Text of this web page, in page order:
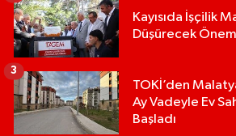
Kayısıda İşçilik
Düşürecek
TOKİ’den
Ay Vadeyle Ev
Başladı
3